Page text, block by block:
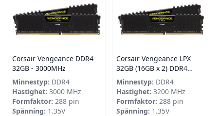
Corsair Vengeance DDR4
32GB - 3000MHz
Minnestyp: DDR4
Hastighet: 3000 MHz
Formfaktor: 288 pin
Spänning: 1.35V
Corsair Vengeance LPX
32GB (16GB x 2) DDR4
3200MHz
Minnestyp: DDR4
Hastighet: 3200 MHz
Formfaktor: 288 pin
Spänning: 1.35V